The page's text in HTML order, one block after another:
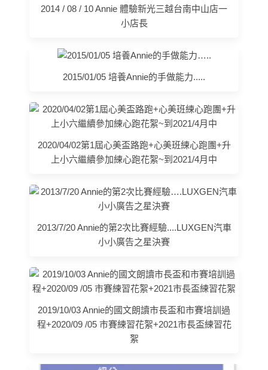
2014 / 08 / 10 Annie 體驗新光三越台南中山店一
小店長
2015/01/05 培養Annie的手做能力.....
2020/04/02第1屆心美盃路跑+心美班練心跑團+升
上小六繼續參加練心跑花絮~到2021/4月中
2013/7/20 Annie的第2次比賽經驗....LUXGEN汽車
小小廣告之星決賽
2019/10/03 Annie的國文朗讀市長盃和市賽培訓過
程+2020/09 /05 市賽練習花絮+2021市長盃練習花
絮